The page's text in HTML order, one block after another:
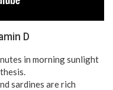
D
in morning sunlight
sardines are rich